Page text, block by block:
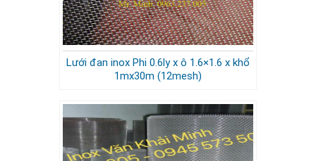
Lưới đan inox Phi 0.6ly x ô 1.6×1.6 x khổ
1mx30m (12mesh)